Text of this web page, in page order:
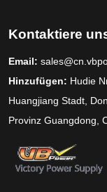
Kontaktiere
Email:
Hinzufügen: Hudie
Huangjiang Stadt,
Provinz Guangdong,